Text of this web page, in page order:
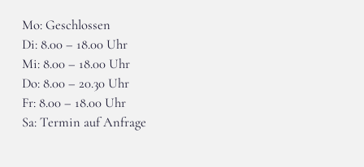
Mo: Geschlossen
Di: 8.00 – 18.00 Uhr
Mi: 8.00 – 18.00 Uhr
Do: 8.00 – 20.30 Uhr
Fr: 8.00 – 18.00 Uhr
Sa: Termin auf Anfrage